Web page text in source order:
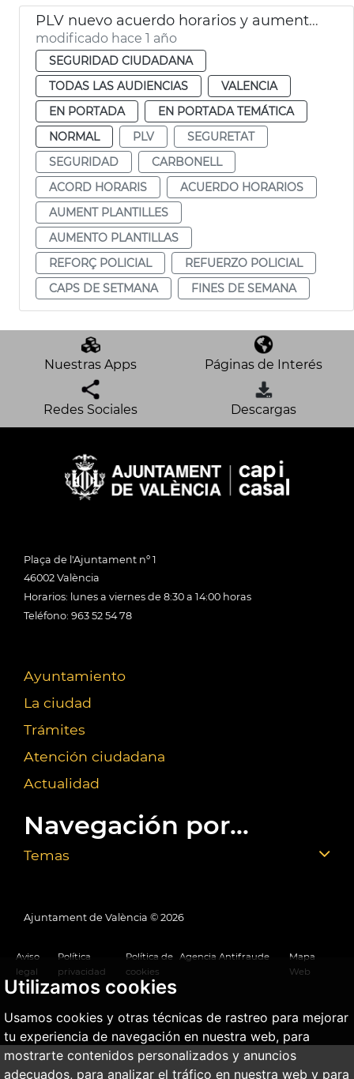
Utilizamos cookies
Usamos cookies y otras técnicas de rastreo para mejorar
tu experiencia de navegación en nuestra web, para
mostrarte contenidos personalizados y anuncios
adecuados, para analizar el tráfico en nuestra web y para
PLV nuevo acuerdo horarios y aumento efectivos fines semana
modificado hace 1 año
SEGURIDAD CIUDADANA
TODAS LAS AUDIENCIAS
VALENCIA
EN PORTADA
EN PORTADA TEMÁTICA
NORMAL
PLV
SEGURETAT
SEGURIDAD
CARBONELL
ACORD HORARIS
ACUERDO HORARIOS
AUMENT PLANTILLES
AUMENTO PLANTILLAS
REFORÇ POLICIAL
REFUERZO POLICIAL
CAPS DE SETMANA
FINES DE SEMANA
Nuestras Apps Páginas de Interés
Redes Sociales Descargas
Plaça de l'Ajuntament nº 1
46002 València
Horarios: lunes a viernes de 8:30 a 14:00 horas
Teléfono: 963 52 54 78
Ayuntamiento
La ciudad
Trámites
Atención ciudadana
Actualidad
Navegación por...
Temas
Ajuntament de València © 2026
Aviso
legal
Política
privacidad
Política de
cookies
Agencia Antifraude
Mapa
Web